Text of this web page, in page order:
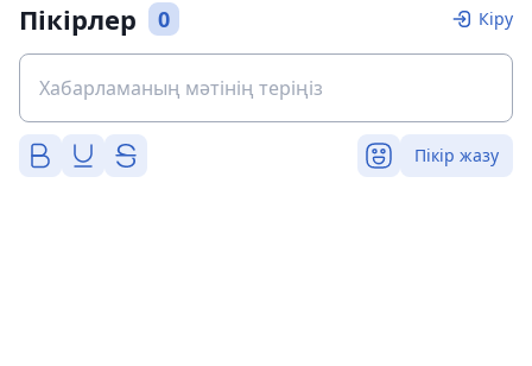
Пікірлер 0 Кіру
Пікір жазу